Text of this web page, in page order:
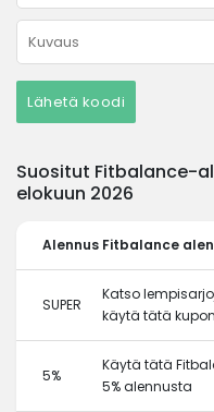
Lähetä koodi
Suositut Fitbalance-
elokuun 2026
Alennus Fitbalance
SUPER
Katso
käytä tätä
5%
Käytä tätä
5% alennusta